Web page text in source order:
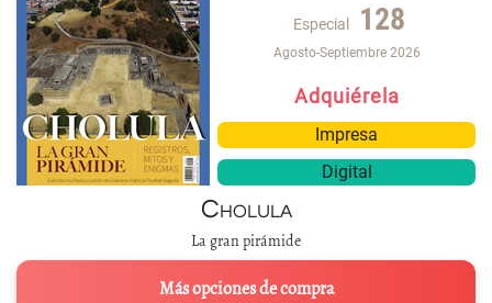
Especial 128
Agosto-Septiembre 2026
Adquiérela
Impresa
Digital
Cholula
La gran pirámide
Más opciones de compra